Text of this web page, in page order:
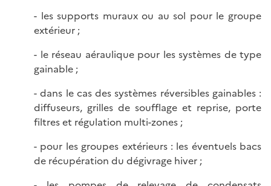
- les supports muraux ou au sol pour le groupe
extérieur ;
- le réseau aéraulique pour les systèmes de type
gainable ;
- dans le cas des systèmes réversibles gainables :
diffuseurs, grilles de soufflage et reprise, porte
filtres et régulation multi-zones ;
- pour les groupes extérieurs : les éventuels bacs
de récupération du dégivrage hiver ;